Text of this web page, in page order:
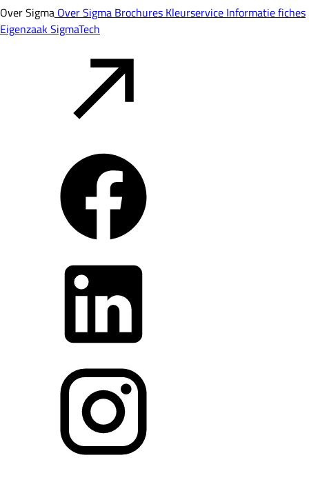
Over Sigma Over Sigma Brochures Kleurservice Informatie fiches
EigenzaakSigmaTech